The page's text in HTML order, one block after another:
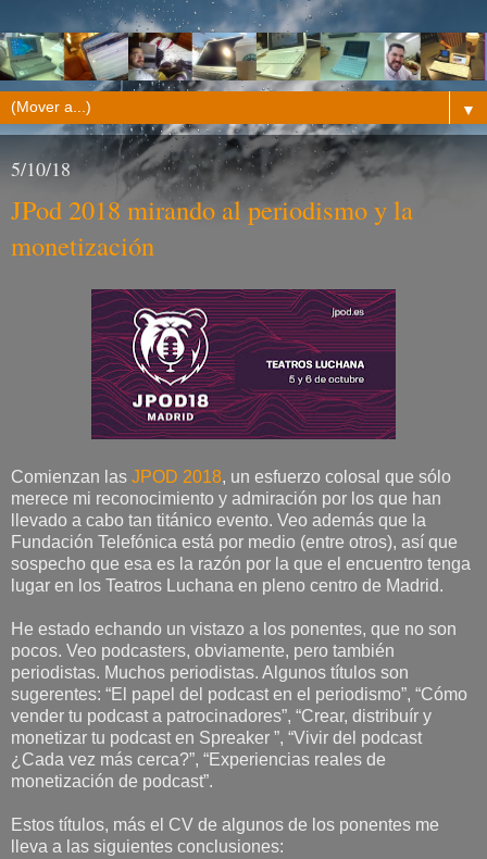
▼
5/10/18
JPod 2018 mirando al periodismo y la
monetización
Comienzan las JPOD 2018, un esfuerzo colosal que sólo
merece mi reconocimiento y admiración por los que han
llevado a cabo tan titánico evento. Veo además que la
Fundación Telefónica está por medio (entre otros), así que
sospecho que esa es la razón por la que el encuentro tenga
lugar en los Teatros Luchana en pleno centro de Madrid.
He estado echando un vistazo a los ponentes, que no son
pocos. Veo podcasters, obviamente, pero también
periodistas. Muchos periodistas. Algunos títulos son
sugerentes: “El papel del podcast en el periodismo”, “Cómo
vender tu podcast a patrocinadores”, “Crear, distribuír y
monetizar tu podcast en Spreaker ”, “Vivir del podcast
¿Cada vez más cerca?”, “Experiencias reales de
monetización de podcast”.
Estos títulos, más el CV de algunos de los ponentes me
lleva a las siguientes conclusiones: